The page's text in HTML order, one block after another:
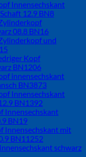
Innensechskant
12.9 BN8
08.8 BN16
und
Kopf
BN1206
innensechskant
BN3873
Innensechskant
BN1392
Innensechskant
BN19
Innensechskant mit
BN11252
schwarz